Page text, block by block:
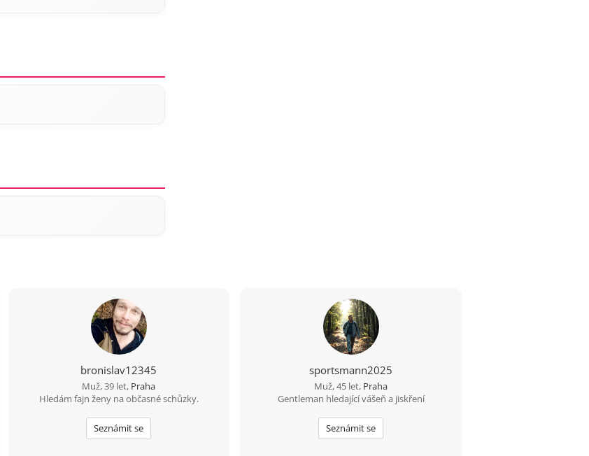
bronislav12345
Muž, 39 let, Praha
Hledám fajn ženy na občasné schůzky.
Seznámit se
sportsmann2025
Muž, 45 let, Praha
Gentleman hledající vášeň a jiskření
Seznámit se